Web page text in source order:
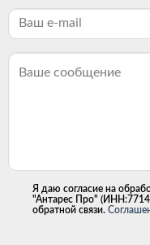
Я даю согласие на
"Антарес Про"
обратной связи.